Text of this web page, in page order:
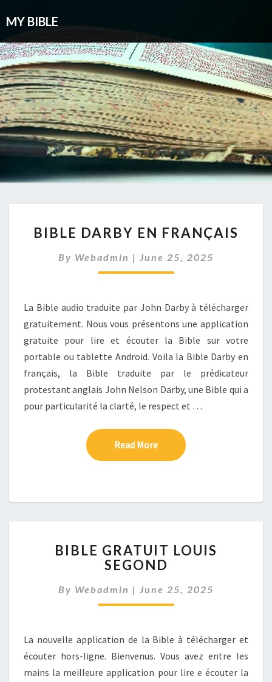
MY BIBLE
DARBY
FRANÇAIS
BIBLE DARBY EN FRANÇAIS
By Webadmin | June 25, 2025
La Bible audio traduite par John Darby à télécharger
gratuitement. Nous vous présentons une application
gratuite pour lire et écouter la Bible sur votre
portable ou tablette Android. Voila la Bible Darby en
français, la Bible traduite par le prédicateur
protestant anglais John Nelson Darby, une Bible qui a
pour particularité la clarté, le respect et …
Read MoreRead More
GRATUIT
LOUIS
BIBLE GRATUIT LOUIS
SEGOND
By Webadmin | June 25, 2025
La nouvelle application de la Bible à télécharger et
écouter hors-ligne. Bienvenus. Vous avez entre les
mains la meilleure application pour lire e écouter la